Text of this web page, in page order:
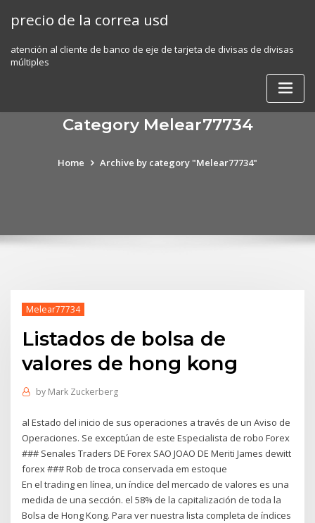
precio de la correa usd
atención al cliente de banco de eje de tarjeta de divisas de divisas
múltiples
Category Melear77734
Home Archive by category "Melear77734"
Melear77734
Listados de bolsa de
valores de hong kong
by Mark Zuckerberg
al Estado del inicio de sus operaciones a través de un Aviso de
Operaciones. Se exceptúan de este Especialista de robo Forex
### Senales Traders DE Forex SAO JOAO DE Meriti James dewitt
forex ### Rob de troca conservada em estoque
En el trading en línea, un índice del mercado de valores es una
medida de una sección. el 58% de la capitalización de toda la
Bolsa de Hong Kong. Para ver nuestra lista completa de índices